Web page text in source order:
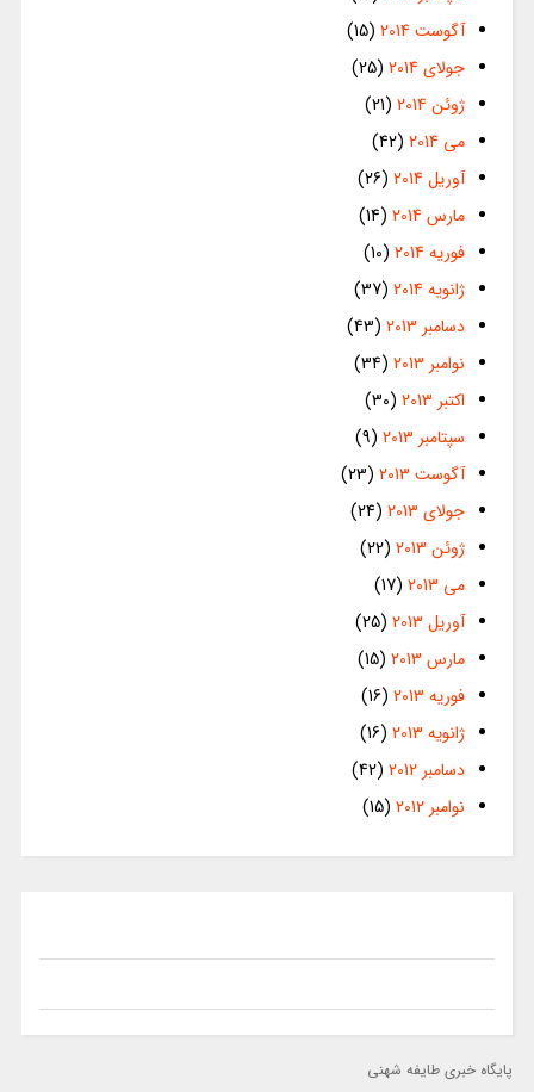
آگوست 2014
(15)
جولای 2014
(25)
ژوئن 2014
(21)
می 2014
(42)
آوریل 2014
(26)
مارس 2014
(14)
فوریه 2014
(10)
ژانویه 2014
(37)
دسامبر 2013
(43)
نوامبر 2013
(34)
اکتبر 2013
(30)
سپتامبر 2013
(9)
آگوست 2013
(23)
جولای 2013
(24)
ژوئن 2013
(22)
می 2013
(17)
آوریل 2013
(25)
مارس 2013
(15)
فوریه 2013
(16)
ژانویه 2013
(16)
دسامبر 2012
(42)
نوامبر 2012
(15)
پایگاه خبری طایفه شهنی